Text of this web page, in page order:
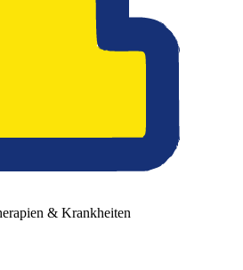
& Krankheiten